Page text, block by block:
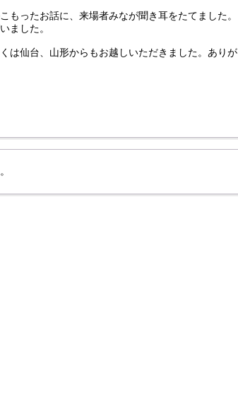
もったお話に、来場者みなが聞き耳をたてました。
ました。
は仙台、山形からもお越しいただきました。ありが